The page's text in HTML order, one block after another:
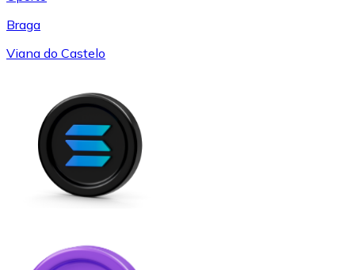
Braga
Viana do Castelo